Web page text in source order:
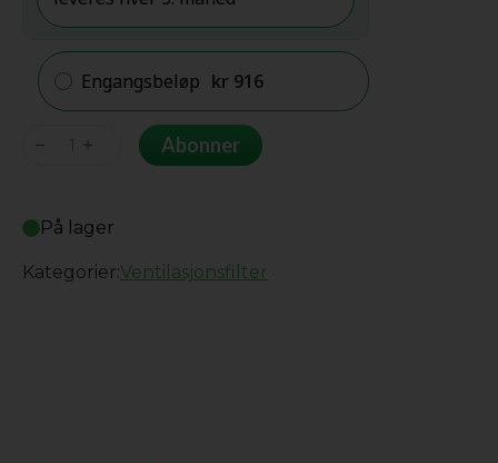
Engangsbeløp kr 916
Heru
antall
Abonner
På lager
Kategorier:Ventilasjonsfilter